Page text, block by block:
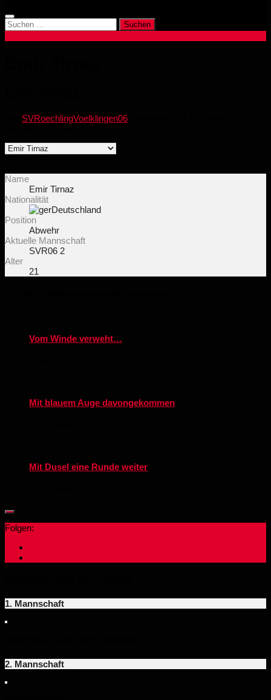
Suchen
nach:
SVRoechlingVoelklingen06
Name
Emir Tirnaz
Nationalität
Deutschland
Position
Abwehr
Aktuelle Mannschaft
SVR06 2
Alter
21
Vom Winde verweht…
Mit blauem Auge davongekommen
Mit Dusel eine Runde weiter
Folgen:
1. Mannschaft
2. Mannschaft